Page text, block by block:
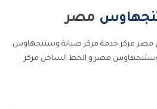
مصر
مصر مركز خدمة مركز صيانة وستنجهاوس
مصر و الخط الساخن مركز